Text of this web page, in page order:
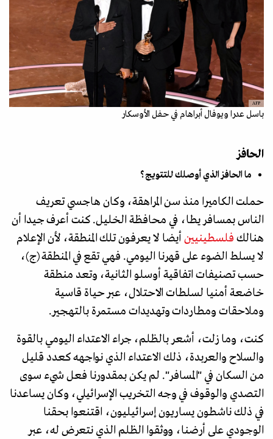
AFP
باسل عدرا ويوفال أبراهام في حفل الأوسكار
الحافز
ما الحافز الذي أوصلك للتتويج؟
حملت الكاميرا منذ سن المراهقة، وكان هاجسي تعريف
الناس بمسافر يطا، في محافظة الخليل. كنت أعرف جيدا أن
هنالك فلسطينيين أيضا لا يعرفون تلك المنطقة، لأن الإعلام
لا يسلط الضوء على قهرنا اليومي. فهي تقع في المنطقة (ج)،
حسب تصنيفات اتفاقية أوسلو الثانية، وتعد منطقة
خاضعة أمنيا لسلطات الاحتلال، عبر حياة قاسية
وملاحقات ومطاردات وتهديدات مستمرة بالتهجير.
كنت، وما زلت، أشعر بالظلم، جراء الاعتداء اليومي بالقوة
والسلاح والعربدة، ذلك الاعتداء الذي نواجهه كعدد قليل
من السكان في "المسافر". لم يكن بمقدورنا فعل شيء سوى
التصدي والوقوف في وجه التخريب الإسرائيلي، وكان يساعدنا
في ذلك ناشطون يساريون إسرائيليون، اقتنعوا بحقنا
الوجودي على أرضنا، ووثقوا الظلم الذي نتعرض له، عبر